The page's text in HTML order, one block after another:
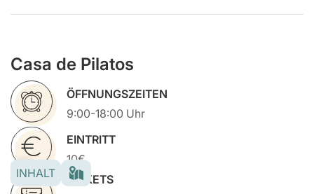
Casa de Pilatos
ÖFFNUNGSZEITEN
9:00-18:00 Uhr
EINTRITT
10€
TICKETS
INHALT